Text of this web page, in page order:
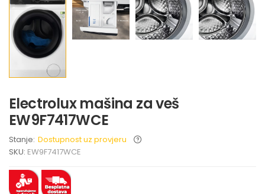
Electrolux mašina za veš
EW9F7417WCE
Stanje: Dostupnost uz provjeru
SKU: EW9F7417WCE